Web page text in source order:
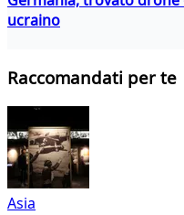
ucraino
Raccomandati per te
Asia